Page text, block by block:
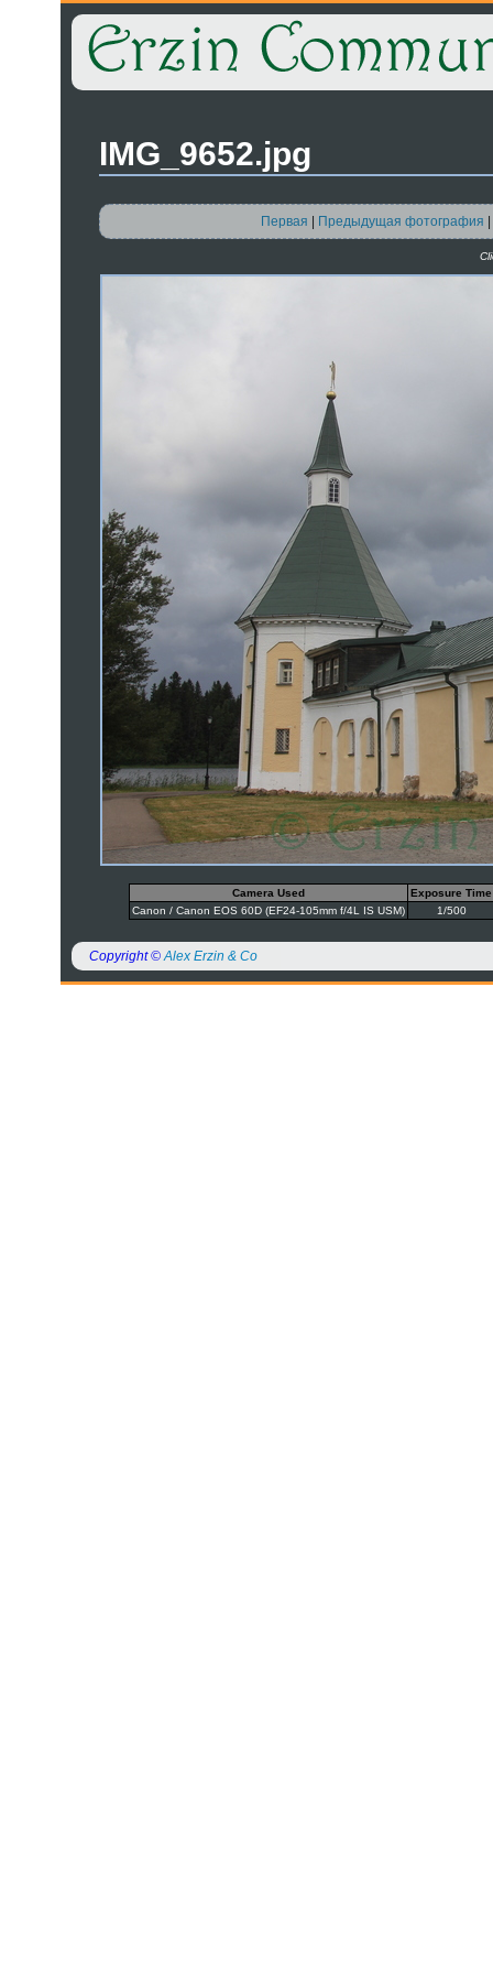
IMG_9652.jpg
Первая Предыдущая фотография
Camera Used
Exposure Time
Canon / Canon EOS 60D (EF24-105mm f/4L IS USM)
1/500
Copyright ©Alex Erzin & Co